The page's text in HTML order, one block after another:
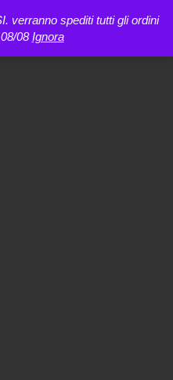
verranno spediti tutti gli ordini
08Ignora